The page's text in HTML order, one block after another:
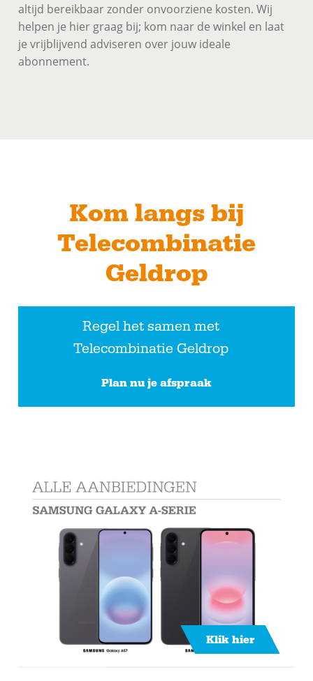
altijd bereikbaar zonder onvoorziene kosten. Wij
helpen je hier graag bij; kom naar de winkel en laat
je vrijblijvend adviseren over jouw ideale
abonnement.
Kom langs bij
Telecombinatie
Geldrop
Regel het samen met
Telecombinatie Geldrop
Plan nu je afspraak
Klik hier